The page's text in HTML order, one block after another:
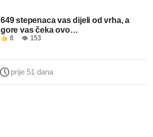
649 stepenaca vas dijeli od vrha, a
gore vas čeka ovo…
8 👁 153
prije 51 dana